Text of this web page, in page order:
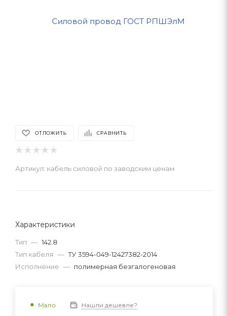
ОТЛОЖИТЬ СРАВНИТЬ
Артикул: кабель силовой по заводским ценам
Характеристики
Тип — 142.8
Тип кабеля — ТУ 3594-049-12427382-2014
Исполнение — полимерная безгалогеновая
Мало Нашли дешевле?